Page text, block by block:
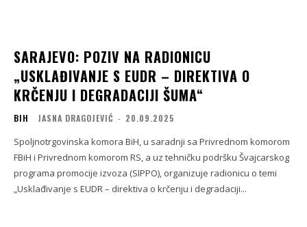
SARAJEVO: POZIV NA RADIONICU
„USKLAĐIVANJE S EUDR – DIREKTIVA O
KRČENJU I DEGRADACIJI ŠUMA“
BIH JASNA DRAGOJEVIĆ - 20.09.2025
Spoljnotrgovinska komora BiH, u saradnji sa Privrednom komorom
FBiH i Privrednom komorom RS, a uz tehničku podršku Švajcarskog
programa promocije izvoza (SIPPO), organizuje radionicu o temi
„Usklađivanje s EUDR – direktiva o krčenju i degradaciji...